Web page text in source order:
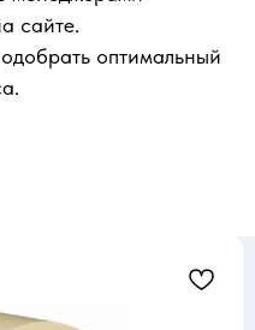
сайте.
оптимальный